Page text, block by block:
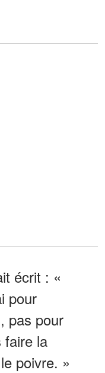
écrit : «
pour
pas pour
faire la
poivre. »